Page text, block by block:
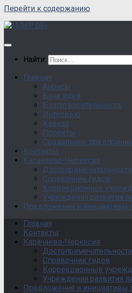
Перейти к содержанию
Найти:
Главная
Анонсы
Банк идей
Благотворительность
Интервью
Кавказ
Проекты
Социальное
Контакты
Карачаево-Черкесия
Достопримечательности
Справочник гидов
Коррекционные
Учреждения развития
Предложения и инициативы
Главная
Контакты
Карачаево-Черкесия
Достопримечательности
Справочник гидов
Коррекционные
Учреждения развития
Предложения и инициативы